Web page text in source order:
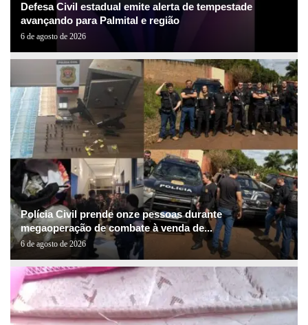
Defesa Civil estadual emite alerta de tempestade
avançando para Palmital e região
6 de agosto de 2026
Polícia Civil prende onze pessoas durante
megaoperação de combate à venda de...
6 de agosto de 2026